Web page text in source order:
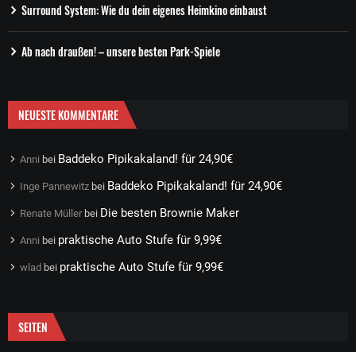
Surround System: Wie du dein eigenes Heimkino einbaust
Ab nach draußen! – unsere besten Park-Spiele
NEUESTE KOMMENTARE
Anni bei Baddeko Pipikakaland! für 24,90€
Inge Pannewitz bei Baddeko Pipikakaland! für 24,90€
Renate Müller bei Die besten Brownie Maker
Anni bei praktische Auto Stufe für 9,99€
wlad bei praktische Auto Stufe für 9,99€
SEITEN